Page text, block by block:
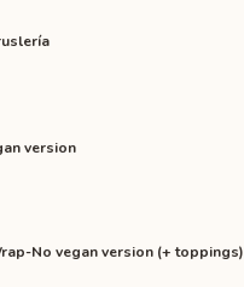
version
No vegan version (+ toppings)